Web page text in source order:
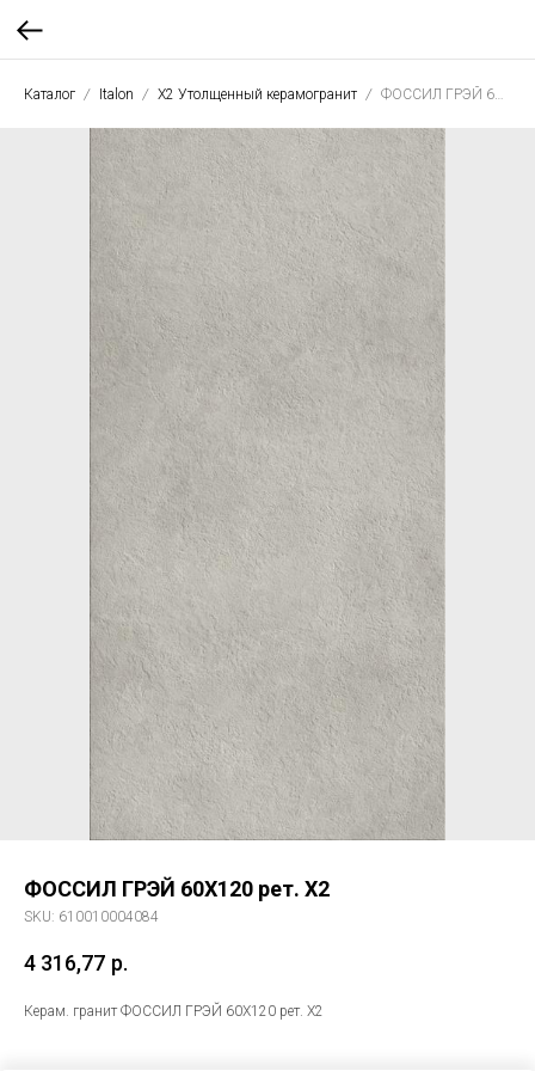
Каталог Italon X2 Утолщенный керамогранит
ФОССИЛ ГРЭЙ 60X120 рет. Х2
SKU: 610010004084
4 316,77 р.
Керам. гранит ФОССИЛ ГРЭЙ 60X120 рет. Х2